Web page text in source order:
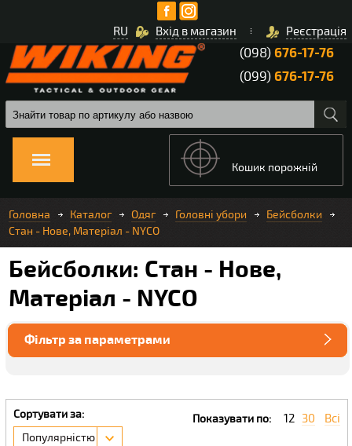
Вхід в магазин Реєстрація
RU
(098)676-17-76
(099)676-17-76
Кошик порожній
Головна Каталог Одяг Головні убори
Бейсболки
Стан - Нове, Матеріал - NYCO
Бейсболки: Стан - Нове,
Матеріал - NYCO
Фільтр за параметрами
Сортувати за:
Популярністю
Показувати по: 12 30 Всі